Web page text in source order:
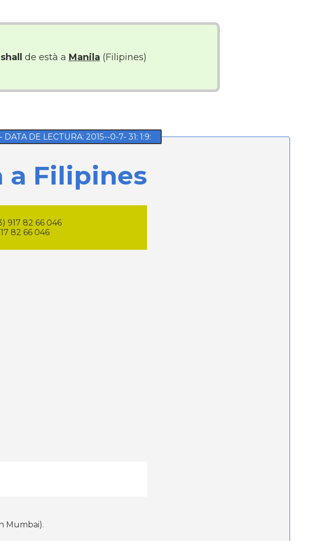
de està a Manila (Filipines)
DE LECTURA: 2015--0-7- 31: 1:9:
a Filipines
917 82 66 046
82 66 046
Mumbai).